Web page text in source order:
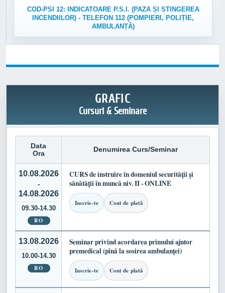
COD-PSI 12: INDICATOARE P.S.I. (PAZA ȘI STINGEREA
INCENDIILOR) - TELEFON 112 (POMPIERI, POLIȚIE,
AMBULANȚĂ)
GRAFIC
Cursuri & Seminare
Data
Ora
Denumirea Curs/Seminar
10.08.2026
-
14.08.2026
09.30-14.30
RO
CURS de instruire în domeniul securității și
sănătății în muncă niv. II - ONLINE
Inscrie-te Cont de plată
13.08.2026
10.00-14.30
RO
Seminar privind acordarea primului ajutor
premedical (pînă la sosirea ambulanței)
Inscrie-te Cont de plată